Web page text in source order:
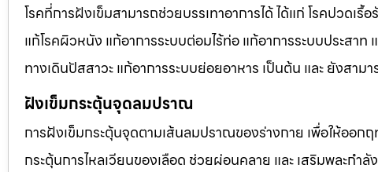
โรคที่การฝังเข็มสามารถช่วยบรรเทาอาการได้ ได้แก่ โรคปวดเ
แก้โรคผิวหนัง แก้อาการระบบต่อมไร้ท่อ แก้อาการระบบประสา
ทางเดินปัสสาวะ แก้อาการระบบย่อยอาหาร เป็นต้น และ ยังสาม
ฝังเข็มกระตุ้นจุดลมปราณ
การฝังเข็มกระตุ้นจุดตามเส้นลมปราณของร่างกาย เพื่อให้ออ
กระตุ้นการไหลเวียนของเลือด ช่วยผ่อนคลาย และ เสริมพละก